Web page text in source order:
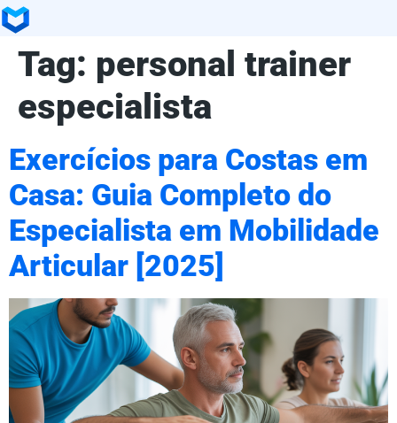
Tag: personal trainer
especialista
Exercícios para Costas em
Casa: Guia Completo do
Especialista em Mobilidade
Articular [2025]